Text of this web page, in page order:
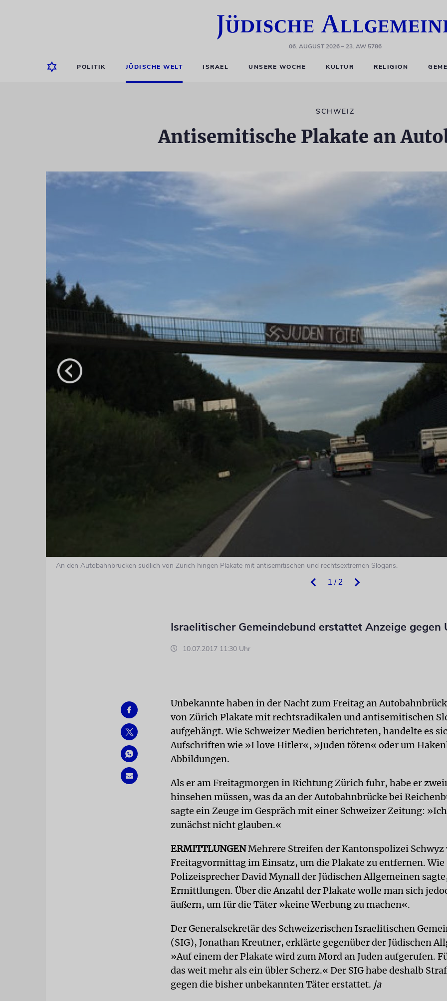
06. AUGUST 2026– 23. AW 5786
POLITIK JÜDISCHE WELT ISRAEL UNSERE WOCHE KULTUR RELIGION
SCHWEIZ
Antisemitische Plakate an
1 / 2
An den Autobahnbrücken südlich von Zürich hingen Plakate mit antisemitischen und rechtsextremen Slogans.
Israelitischer Gemeindebund erstattet Anzeige gegen
10.07.2017 11:30 Uhr
Unbekannte haben in der Nacht zum Freitag an
von Zürich Plakate mit rechtsradikalen und antisemitischen
aufgehängt. Wie Schweizer Medien berichteten, handelte es
Aufschriften wie »I love Hitler«, »Juden töten« oder um
Abbildungen.
Als er am Freitagmorgen in Richtung Zürich fuhr, habe er
hinsehen müssen, was da an der Autobahnbrücke bei
sagte ein Zeuge im Gespräch mit einer Schweizer Zeitung:
zunächst nicht glauben.«
ERMITTLUNGENMehrere Streifen der Kantonspolizei Schwyz
Freitagvormittag im Einsatz, um die Plakate zu entfernen. Wie
Polizeisprecher David Mynall der Jüdischen Allgemeinen
Ermittlungen. Über die Anzahl der Plakate wolle man sich
äußern, um für die Täter »keine Werbung zu machen«.
Der Generalsekretär des Schweizerischen Israelitischen
(SIG), Jonathan Kreutner, erklärte gegenüber der Jüdischen
»Auf einem der Plakate wird zum Mord an Juden aufgerufen.
das weit mehr als ein übler Scherz.« Der SIG habe deshalb
gegen die bisher unbekannten Täter erstattet. ja